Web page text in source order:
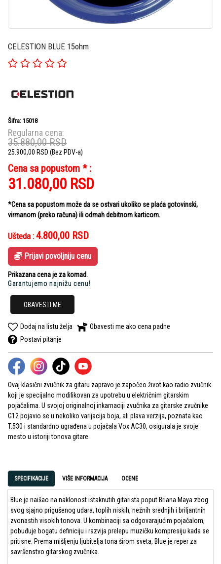
CELESTION BLUE 15ohm
Šifra: 15018
Regularna cena:
35.880,00RSD
25.900,00 RSD (Bez PDV-a)
Cena sa popustom * :
31.080,00 RSD
*Cena sa popustom može da se ostvari ukoliko se plaća gotovinski,
virmanom (preko računa) ili odmah debitnom karticom.
Ušteda : 4.800,00 RSD
Prijavi povoljniju cenu
Prikazana cena je za komad.
Garantujemo najnižu cenu!
OBAVESTI ME
Dodaj na listu želja
Obavesti me ako cena padne
Postavi pitanje
Ovaj klasični zvučnik za gitaru zapravo je započeo život kao radio zvučnik
koji je specijalno modifikovan za upotrebu u električnim gitarskim
pojačalima. U svojoj originalnoj inkarnaciji zvučnika za gitarske zvučnike
G12 pojavio se u nekoliko varijacija boja, ali plava verzija, poznata kao
T.530 i standardno ugrađena u pojačala Vox AC30, osigurala je svoje
mesto u istoriji tonova gitare.
SPECIFIKACIJE VIŠE INFORMACIJA OCENE
Blue je naišao na naklonost istaknutih gitarista poput Briana Maya zbog
svog sjajno prigušenog udara, toplih niskih, nežnih srednjih i briljantnih
zvonastih visokih tonova. U kombinaciji sa odgovarajućim pojačalom,
pobuđuje bogatu definiciju i razvija prelepu muzičku kompresiju kada se
pritisne. Prema mišljenju ljubitelja tona širom sveta, Blue je reper za
savršenstvo gitarskog zvučnika.